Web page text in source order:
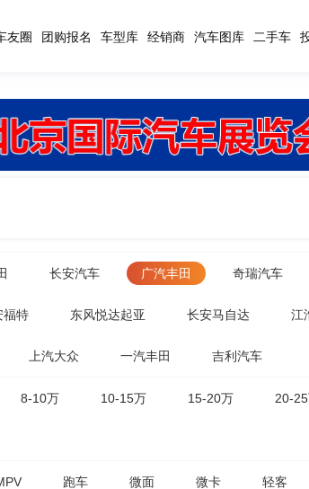
友圈 团购报名 车型库 经销商 汽车图库 二手车
长安汽车 广汽丰田 奇瑞汽车
福特 东风悦达起亚 长安马自达 江
上汽大众 一汽丰田 吉利汽车
8-10万 10-15万 15-20万 20-
跑车 微面 微卡 轻客